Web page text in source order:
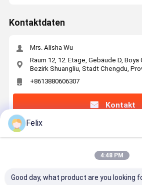
Kontaktdaten
Mrs. Alisha Wu
Raum 12, 12. Etage, Gebäude D, Boya
Bezirk Shuangliu, Stadt Chengdu,
+8613880606307
Kontakt
Erhalten Sie Den Besten Preis
Beschichtung
HYB208,Anwendbar auf
Felix
4:48 PM
Good day, what product are you looking